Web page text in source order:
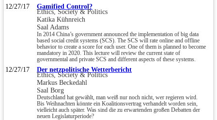
12/27/17 Gamified Control?
Ethics, Society & Politics
Katika Kühnreich
Saal Adams
In 2014 China’s government announced the implementation of big data
based social credit systems (SCS). The SCS will rate online and offline
behavior to create a score for each user. One of them is planned to become
mandatory in 2020. This lecture will review the current state of
governmental and private SCS and different aspects of these systems.
12/27/17 Der netzpolitische Wetterbericht
Ethics, Society & Politics
Markus Beckedahl
Saal Borg
Deutschland hat gewählt, man weiß nur noch nicht, wer regieren wird.
Bis Weihnachten könnte ein Koalitionsvertrag verhandelt worden sein,
vielleicht auch später. Was sind die zu erwartenden großen Debatten der
neuen Legislaturperiode?